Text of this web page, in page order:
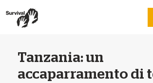
Tanzania: un
accaparramento di